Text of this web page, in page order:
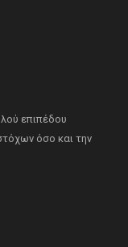
επιπέδου
όσο και την